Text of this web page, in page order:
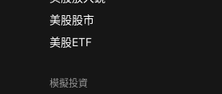
美股股市
美股ETF
模擬投資